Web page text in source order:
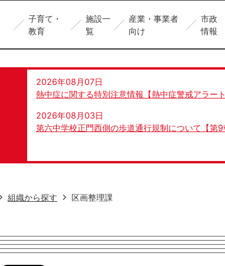
子育て・
教育
施設一
覧
産業・事業者
向け
市政
情報
2026年08月07日
熱中症に関する特別注意情報【熱中症警戒アラート
2026年08月03日
第六中学校正門西側の歩道通行規制について【第9
組織から探す 区画整理課